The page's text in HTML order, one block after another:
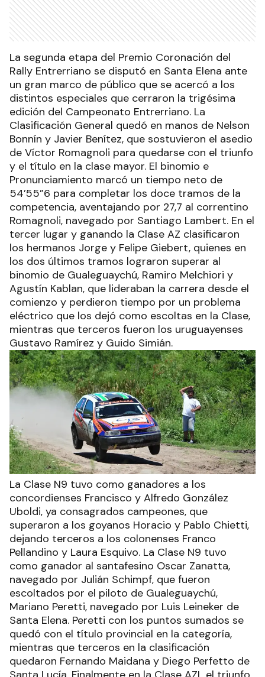
La segunda etapa del Premio Coronación del
Rally Entrerriano se disputó en Santa Elena ante
un gran marco de público que se acercó a los
distintos especiales que cerraron la trigésima
edición del Campeonato Entrerriano. La
Clasificación General quedó en manos de Nelson
Bonnín y Javier Benítez, que sostuvieron el asedio
de Víctor Romagnoli para quedarse con el triunfo
y el título en la clase mayor. El binomio e
Pronunciamiento marcó un tiempo neto de
54’55”6 para completar los doce tramos de la
competencia, aventajando por 27,7 al correntino
Romagnoli, navegado por Santiago Lambert. En el
tercer lugar y ganando la Clase AZ clasificaron
los hermanos Jorge y Felipe Giebert, quienes en
los dos últimos tramos lograron superar al
binomio de Gualeguaychú, Ramiro Melchiori y
Agustín Kablan, que lideraban la carrera desde el
comienzo y perdieron tiempo por un problema
eléctrico que los dejó como escoltas en la Clase,
mientras que terceros fueron los uruguayenses
Gustavo Ramírez y Guido Simián.
La Clase N9 tuvo como ganadores a los
concordienses Francisco y Alfredo González
Uboldi, ya consagrados campeones, que
superaron a los goyanos Horacio y Pablo Chietti,
dejando terceros a los colonenses Franco
Pellandino y Laura Esquivo. La Clase N9 tuvo
como ganador al santafesino Oscar Zanatta,
navegado por Julián Schimpf, que fueron
escoltados por el piloto de Gualeguaychú,
Mariano Peretti, navegado por Luis Leineker de
Santa Elena. Peretti con los puntos sumados se
quedó con el título provincial en la categoría,
mientras que terceros en la clasificación
quedaron Fernando Maidana y Diego Perfetto de